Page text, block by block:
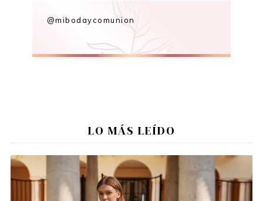
@mibodaycomunion
LO MÁS LEÍDO